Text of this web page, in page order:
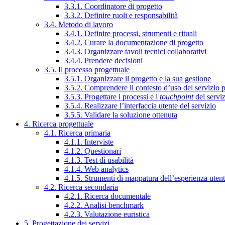
3.3.1. Coordinatore di progetto
3.3.2. Definire ruoli e responsabilità
3.4. Metodo di lavoro
3.4.1. Definire processi, strumenti e rituali
3.4.2. Curare la documentazione di progetto
3.4.3. Organizzare tavoli tecnici collaborativi
3.4.4. Prendere decisioni
3.5. Il processo progettuale
3.5.1. Organizzare il progetto e la sua gestione
3.5.2. Comprendere il contesto d’uso del servizio
3.5.3. Progettare i processi e i touchpointdel
3.5.4. Realizzare l’interfaccia utente del servizio
3.5.5. Validare la soluzione ottenuta
4. Ricerca progettuale
4.1. Ricerca primaria
4.1.1. Interviste
4.1.2. Questionari
4.1.3. Test di usabilità
4.1.4. Web analytics
4.1.5. Strumenti di mappatura dell’esperienza
4.2. Ricerca secondaria
4.2.1. Ricerca documentale
4.2.2. Analisi benchmark
4.2.3. Valutazione euristica
5. Progettazione dei servizi